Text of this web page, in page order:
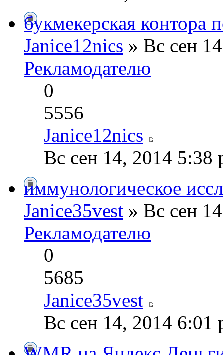
букмекерская контора
Janice12nics » Вс сен
Рекламодателю
0
5556
Janice12nics
Вс сен 14, 2014 5:38
иммунологическое
Janice35vest » Вс сен
Рекламодателю
0
5685
Janice35vest
Вс сен 14, 2014 6:01